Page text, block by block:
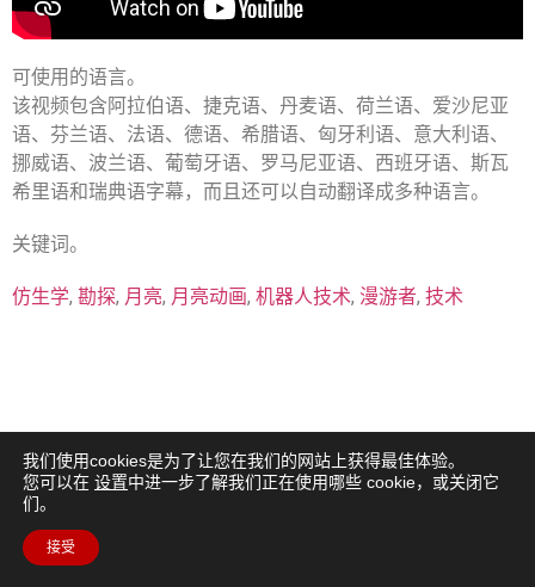
可使用的语言。
该视频包含阿拉伯语、捷克语、丹麦语、荷兰语、爱沙尼亚
语、芬兰语、法语、德语、希腊语、匈牙利语、意大利语、
挪威语、波兰语、葡萄牙语、罗马尼亚语、西班牙语、斯瓦
希里语和瑞典语字幕，而且还可以自动翻译成多种语言。
关键词。
仿生学, 勘探, 月亮, 月亮动画, 机器人技术, 漫游者, 技术
我们使用cookies是为了让您在我们的网站上获得最佳体验。
您可以在 设置中进一步了解我们正在使用哪些 cookie，或关闭它
们。
接受